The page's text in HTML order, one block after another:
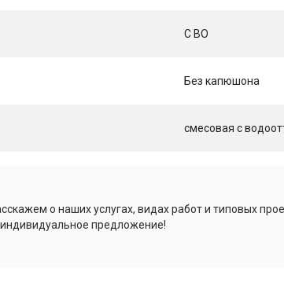
С ВО
Без капюшона
смесовая с
о наших услугах, видах работ и типовых
предложение!